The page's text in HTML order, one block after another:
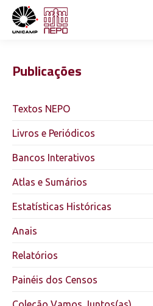
Publicações
Textos NEPO
Livros e Periódicos
Bancos Interativos
Atlas e Sumários
Estatísticas Históricas
Anais
Relatórios
Painéis dos Censos